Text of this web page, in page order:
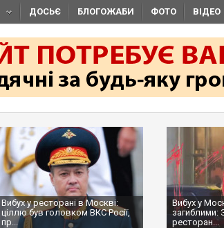
ДОСЬЄ БЛОГОЖАБИ ФОТО ВІДЕО
Вибух у ресторані в Москві:
ціллю був головком ВКС Росії,
пр...
Вибух у
загиблими:
ресторан...